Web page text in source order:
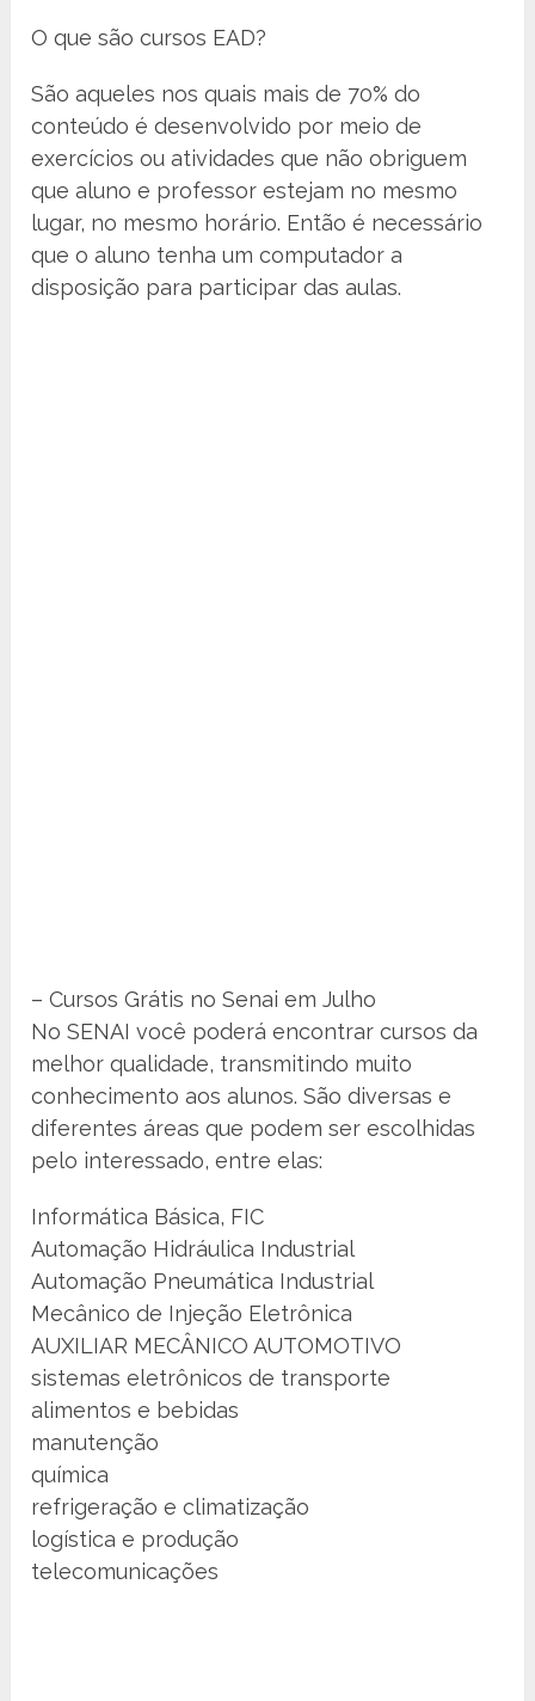
O que são cursos EAD?
São aqueles nos quais mais de 70% do
conteúdo é desenvolvido por meio de
exercícios ou atividades que não obriguem
que aluno e professor estejam no mesmo
lugar, no mesmo horário. Então é necessário
que o aluno tenha um computador a
disposição para participar das aulas.
– Cursos Grátis no Senai em Julho
No SENAI você poderá encontrar cursos da
melhor qualidade, transmitindo muito
conhecimento aos alunos. São diversas e
diferentes áreas que podem ser escolhidas
pelo interessado, entre elas:
Informática Básica, FIC
Automação Hidráulica Industrial
Automação Pneumática Industrial
Mecânico de Injeção Eletrônica
AUXILIAR MECÂNICO AUTOMOTIVO
sistemas eletrônicos de transporte
alimentos e bebidas
manutenção
química
refrigeração e climatização
logística e produção
telecomunicações